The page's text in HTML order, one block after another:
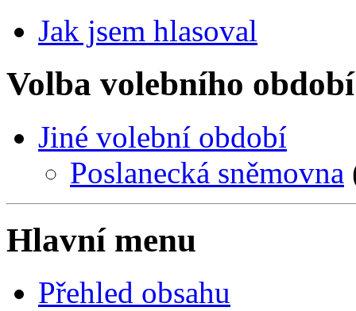
Jak jsem hlasoval
Volba volebního období
Jiné volební období
Poslanecká sněmovna
Hlavní menu
Přehled obsahu